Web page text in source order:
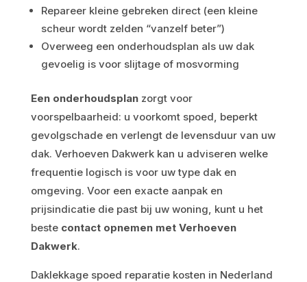
Repareer kleine gebreken direct (een kleine
scheur wordt zelden “vanzelf beter”)
Overweeg een onderhoudsplan als uw dak
gevoelig is voor slijtage of mosvorming
Een onderhoudsplanzorgt voor
voorspelbaarheid: u voorkomt spoed, beperkt
gevolgschade en verlengt de levensduur van uw
dak. Verhoeven Dakwerk kan u adviseren welke
frequentie logisch is voor uw type dak en
omgeving. Voor een exacte aanpak en
prijsindicatie die past bij uw woning, kunt u het
beste contact opnemen met Verhoeven
Dakwerk.
Daklekkage spoed reparatie kosten in Nederland